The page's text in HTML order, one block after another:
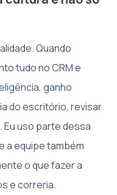
Quando
tudo no CRM e
ganho
do escritório, revisar
uso parte dessa
a equipe também
o que fazer a
e correria.